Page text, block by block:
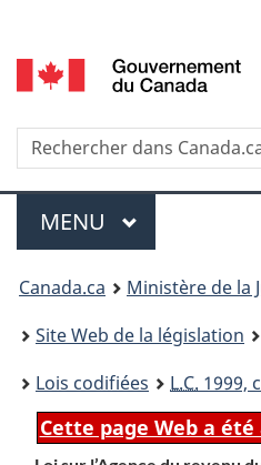
selection
Recherche
Menu
MENU PRINCIPAL
You
are
here:
Canada.ca
Ministère de la
Site Web de la législation
Lois codifiées
L.C. 1999,
Cette page Web a